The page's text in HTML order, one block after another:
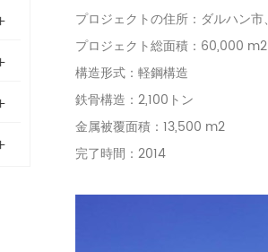
プロジェクトの住所：ダルハン市、
プロジェクト総面積：60,000 m2
構造形式：軽鋼構造
鉄骨構造：2,100トン
金属被覆面積：13,500 m2
完了時間：2014